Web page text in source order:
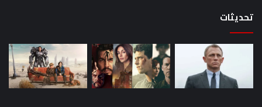
تحديثات